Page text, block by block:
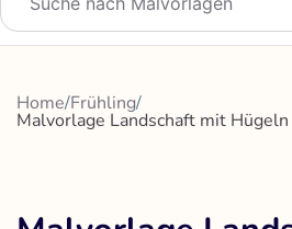
Home/Frühling/
Malvorlage Landschaft mit